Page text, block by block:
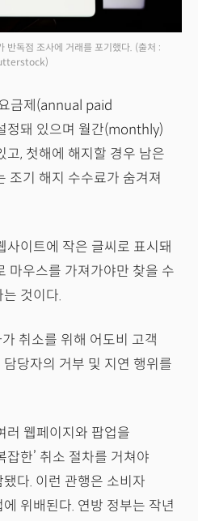
반독점 조사에 거래를 포기했다. (출처 :
금제(annual paid
정돼 있으며 월간(monthly)
고, 첫해에 해지할 경우 남은
조기 해지 수수료가 숨겨져
사이트에 작은 글씨로 표시돼
마우스를 가져가야만 찾을 수
것이다.
취소를 위해 어도비 고객
당자의 거부 및 지연 행위를
러 웹페이지와 팝업을
잡한’ 취소 절차를 거쳐야
다. 이런 관행은 소비자
위배된다. 연방 정부는 작년